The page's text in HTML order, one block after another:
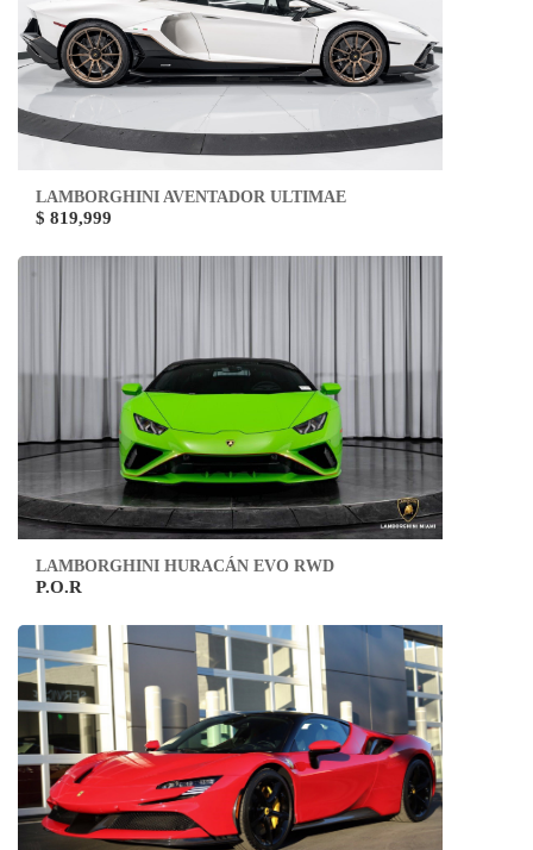
LAMBORGHINI AVENTADOR ULTIMAE
$ 819,999
LAMBORGHINI HURACÁN EVO RWD
P.O.R